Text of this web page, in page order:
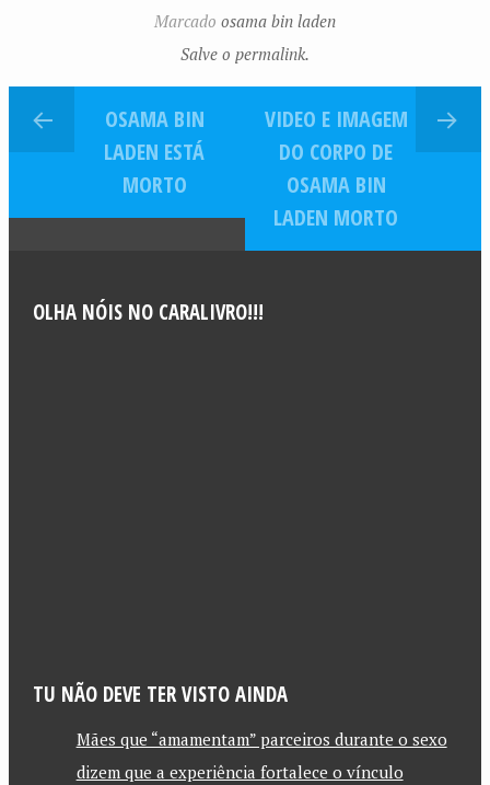
toma fora pelas
redes sociais
Marcado osama bin laden
Salve o permalink.
OSAMA BIN
LADEN ESTÁ
MORTO
VIDEO E IMAGEM
DO CORPO DE
OSAMA BIN
LADEN MORTO
OLHA NÓIS NO CARALIVRO!!!
TU NÃO DEVE TER VISTO AINDA
Mães que “amamentam” parceiros durante o sexo
dizem que a experiência fortalece o vínculo